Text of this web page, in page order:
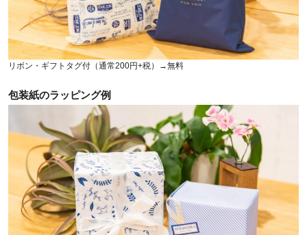
リボン・ギフトタグ付（通常200円+税）→無料
包装紙のラッピング例